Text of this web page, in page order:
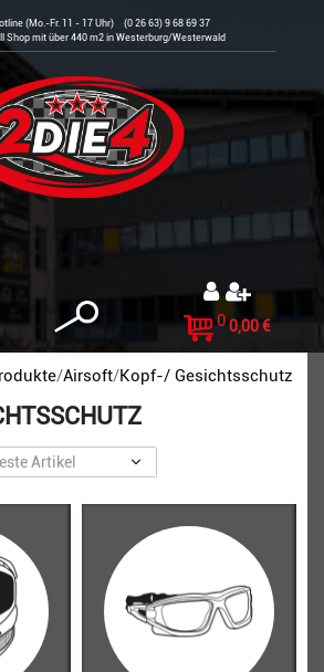
(Mo.-Fr. 11 - 17 Uhr) (0 26 63) 9 68 69 37
Shop mit über 440 m2 in Westerburg/Westerwald
0 0,00 €
Airsoft Kopf-/ Gesichtsschutz